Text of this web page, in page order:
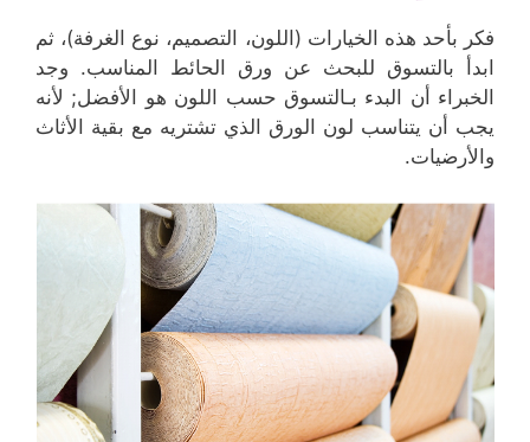
فكر بأحد هذه الخيارات (اللون، التصميم، نوع الغرفة)، ثم
ابدأ بالتسوق للبحث عن ورق الحائط المناسب. وجد
الخبراء أن البدء بـالتسوق حسب اللون هو الأفضل; لأنه
يجب أن يتناسب لون الورق الذي تشتريه مع بقية الأثاث
والأرضيات.